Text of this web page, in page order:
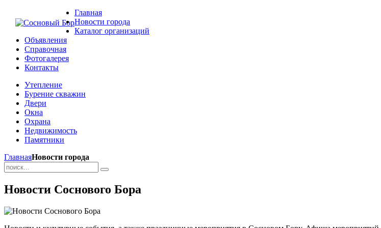
Главная
Новости города
Каталог организаций
Объявления
Справочная
Фотогалерея
Контакты
Утепление
Бурение скважин
Двери
Окна
Охрана
Недвижимость
Памятники
ГлавнаяНовости города
Новости Соснового Бора